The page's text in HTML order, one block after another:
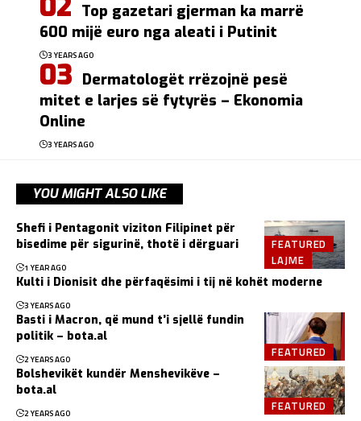
Top gazetari gjerman ka marrë
600 mijë euro nga aleati i Putinit
3 YEARS AGO
Dermatologët rrëzojnë pesë
mitet e larjes së fytyrës – Ekonomia
Online
3 YEARS AGO
YOU MIGHT ALSO LIKE
FEATURED
LAJME
Shefi i Pentagonit viziton Filipinet për
bisedime për sigurinë, thotë i dërguari
1 YEAR AGO
Kulti i Dionisit dhe përfaqësimi i tij në kohët moderne
3 YEARS AGO
FEATURED
Basti i Macron, që mund t’i sjellë fundin
politik – bota.al
2 YEARS AGO
FEATURED
Bolshevikët kundër Menshevikëve –
bota.al
2 YEARS AGO